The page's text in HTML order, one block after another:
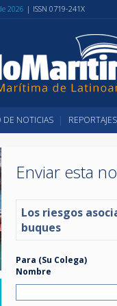
2026 | ISSN 0719-241X
DE NOTICIAS REPORTAJES
Enviar esta
Los riesgos
buques
Para (Su Colega)
Nombre